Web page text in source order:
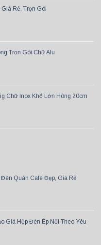
Rẻ, Trọn Gói
Trọn Gói Chữ Alu
Chữ Inox Khổ Lớn Hông 20cm
Quán Cafe Đẹp, Giá Rẻ
Giá Hộp Đèn Ép Nổi Theo Yêu